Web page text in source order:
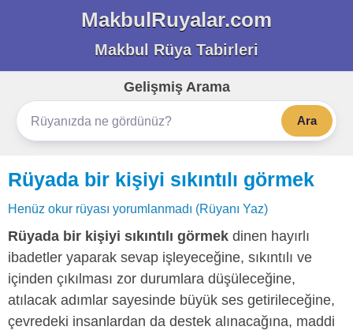
MakbulRuyalar.com
Makbul Rüya Tabirleri
Gelişmiş Arama
Ara
Rüyada bir kişiyi sıkıntılı görmek
Henüz okur rüyası yorumlanmadı (Rüyanı Yaz)
Rüyada bir kişiyi sıkıntılı görmek dinen hayırlı
ibadetler yaparak sevap işleyeceğine, sıkıntılı ve
içinden çıkılması zor durumlara düşüleceğine,
atılacak adımlar sayesinde büyük ses getirileceğine,
çevredeki insanlardan da destek alınacağına, maddi